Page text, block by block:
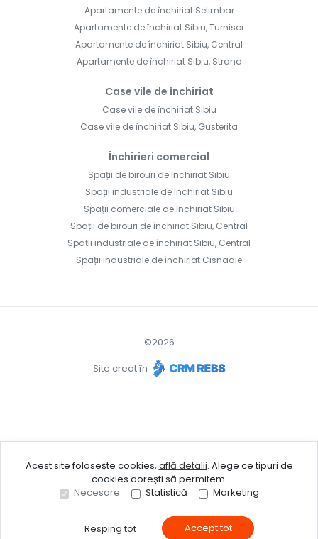
Sună acum Solicită vizionare
Apartamente de închiriat Selimbar
Apartamente de închiriat Sibiu, Turnisor
Apartamente de închiriat Sibiu, Central
Apartamente de închiriat Sibiu, Strand
Case vile de închiriat
Case vile de închiriat Sibiu
Case vile de închiriat Sibiu, Gusterita
Închirieri comercial
Spații de birouri de închiriat Sibiu
Spații industriale de închiriat Sibiu
Spații comerciale de închiriat Sibiu
Spații de birouri de închiriat Sibiu, Central
Spații industriale de închiriat Sibiu, Central
Spații industriale de închiriat Cisnadie
©2026
Site creat în
Acest site folosește cookies, află detalii. Alege ce tipuri de
cookies dorești să permitem:
Necesare
Statistică Marketing
Resping tot Accept tot